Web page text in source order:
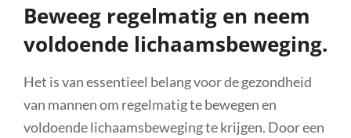
Beweeg regelmatig en neem
voldoende lichaamsbeweging.
Het is van essentieel belang voor de gezondheid
van mannen om regelmatig te bewegen en
voldoende lichaamsbeweging te krijgen. Door een